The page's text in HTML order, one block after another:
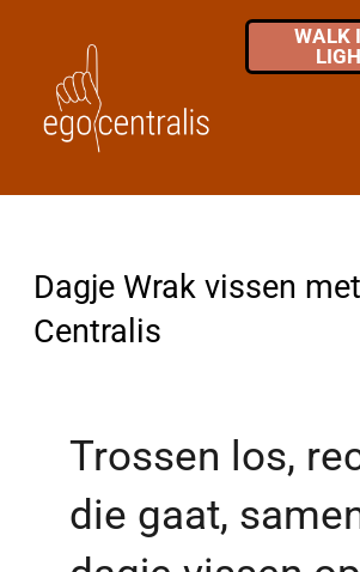
WALK
DIENSTEN
INFOTHEEK
Dagje Wrak vissen
Centralis
Trossen los,
die gaat,